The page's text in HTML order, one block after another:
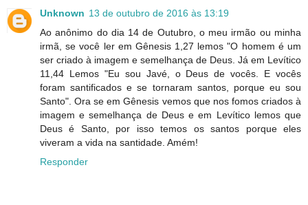
Unknown 13 de outubro de 2016 às 13:19
Ao anônimo do dia 14 de Outubro, o meu irmão ou minha
irmã, se você ler em Gênesis 1,27 lemos "O homem é um
ser criado à imagem e semelhança de Deus. Já em Levítico
11,44 Lemos "Eu sou Javé, o Deus de vocês. E vocês
foram santificados e se tornaram santos, porque eu sou
Santo". Ora se em Gênesis vemos que nos fomos criados à
imagem e semelhança de Deus e em Levítico lemos que
Deus é Santo, por isso temos os santos porque eles
viveram a vida na santidade. Amém!
Responder